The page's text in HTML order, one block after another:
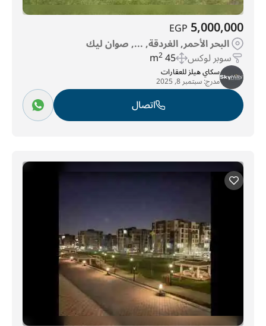
5,000,000
EGP
البحر الأحمر, الغردقة, ..., صوان ليك
سوبر لوكس 45 m
2
سكاي هيلز للعقارات
مدرج:سبتمبر 8, 2025
اتصال